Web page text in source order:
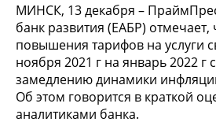
МИНСК, 13 декабря –
банк развития (ЕАБР) отмечает,
повышения тарифов на услуги
ноября 2021 г на январь 2022 г
замедлению динамики
Об этом говорится в краткой
аналитиками банка.